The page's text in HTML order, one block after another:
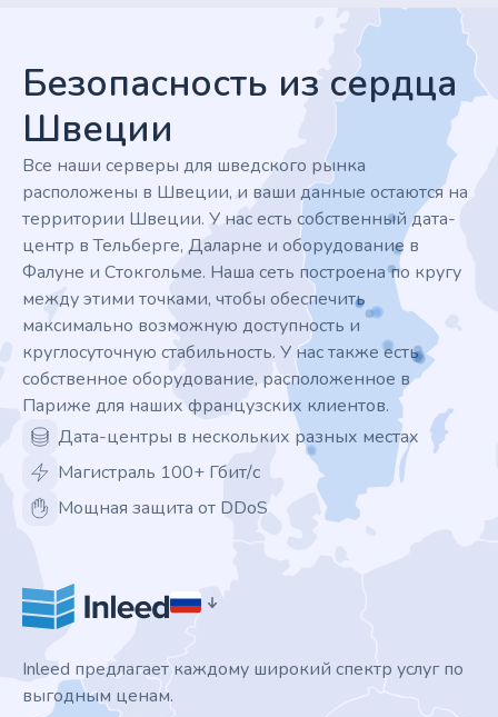
Безопасность из сердца
Швеции
Все наши серверы для шведского рынка
расположены в Швеции, и ваши данные остаются на
территории Швеции. У нас есть собственный дата-
центр в Тельберге, Даларне и оборудование в
Фалуне и Стокгольме. Наша сеть построена по кругу
между этими точками, чтобы обеспечить
максимально возможную доступность и
круглосуточную стабильность. У нас также есть
собственное оборудование, расположенное в
Париже для наших французских клиентов.
Дата-центры в нескольких разных местах
Магистраль 100+ Гбит/с
Мощная защита от DDoS
Inleed предлагает каждому широкий спектр услуг по
выгодным ценам.